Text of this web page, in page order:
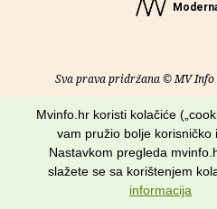
Sva prava pridržana © MV Info
O nama• Pomoć•Uvjeti
Potraži
Mvinfo.hr koristi kolačiće
vam pružio bolje korisničko
Nastavkom pregleda
slažete se sa korištenjem
informacija